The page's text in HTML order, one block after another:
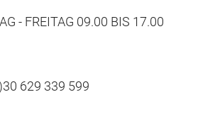
- FREITAG 09.00 BIS 17.00
629 339 599